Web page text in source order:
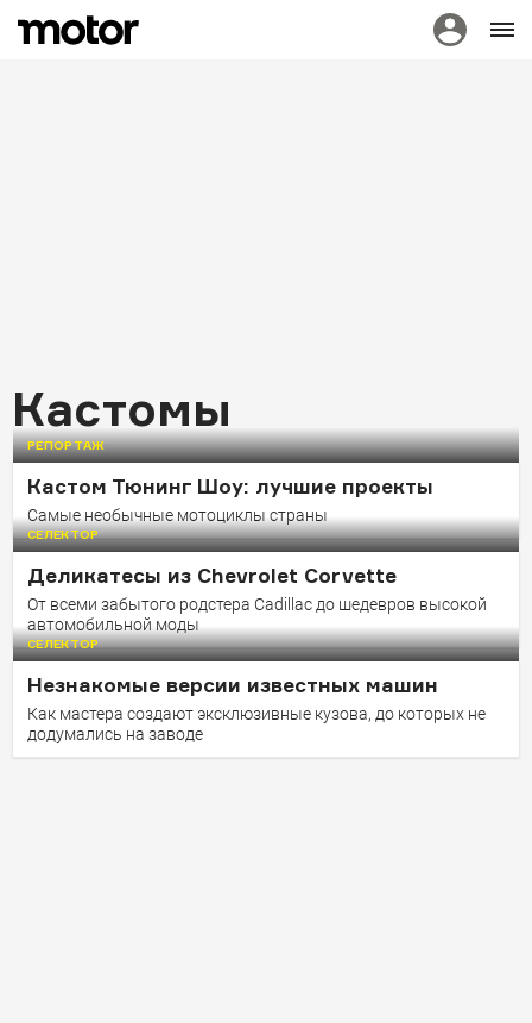
Кастомы
В Москве пройдет фестиваль
кастом-культуры
Гостей Кастом Конвенции ждет новое развлечение
— «гонка крышек»
РЕПОРТАЖ
Кастом Тюнинг Шоу: лучшие проекты
Самые необычные мотоциклы страны
СЕЛЕКТОР
Деликатесы из Chevrolet Corvette
От всеми забытого родстера Cadillac до шедевров высокой
автомобильной моды
СЕЛЕКТОР
Незнакомые версии известных машин
Как мастера создают эксклюзивные кузова, до которых не
додумались на заводе